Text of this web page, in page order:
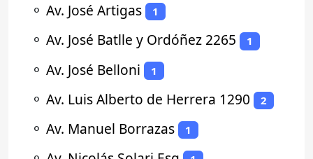
⚬ Av. José Artigas 1
⚬ Av. José Batlle y Ordóñez 2265 1
⚬ Av. José Belloni 1
⚬ Av. Luis Alberto de Herrera 1290 2
⚬ Av. Manuel Borrazas 1